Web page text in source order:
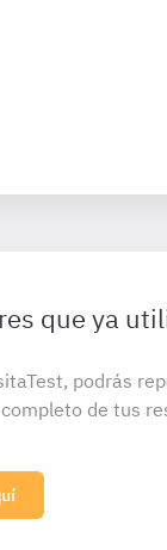
que ya
podrás
de tus